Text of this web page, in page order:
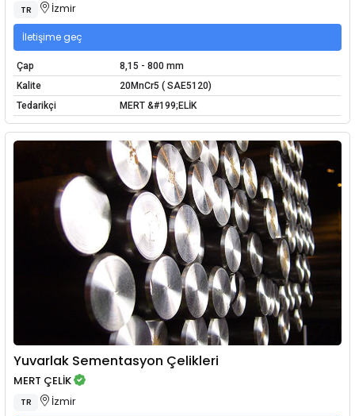
TR İzmir
İletişime geç
Çap
8,15 - 800 mm
Kalite
20MnCr5 ( SAE5120)
Tedarikçi
MERT &#199;ELİK
Yuvarlak Sementasyon Çelikleri
MERT ÇELİK
TR İzmir